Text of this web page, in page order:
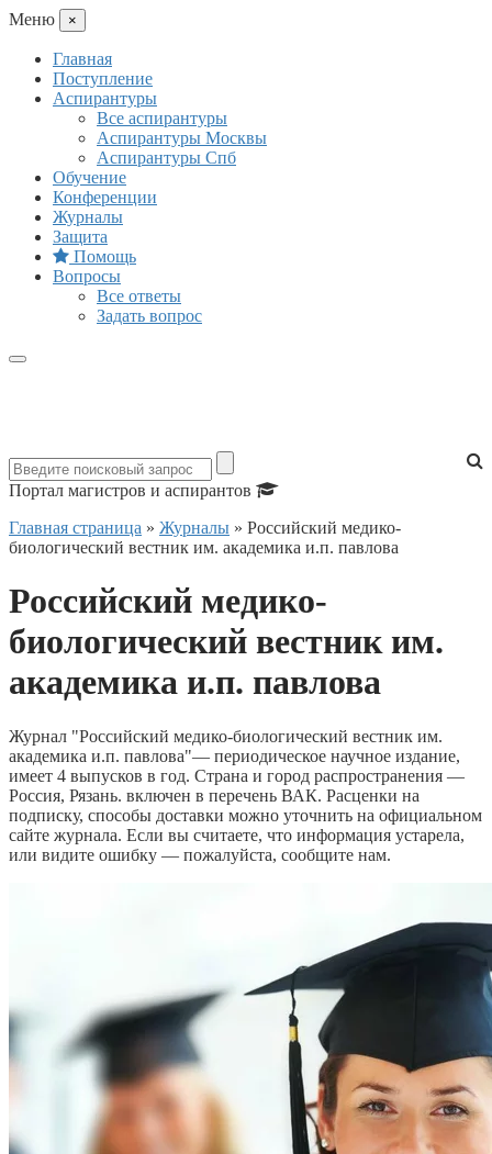
Mеню ×
Главная
Поступление
Аспирантуры
Все аспирантуры
Аспирантуры Москвы
Аспирантуры Спб
Обучение
Конференции
Журналы
Защита
Помощь
Вопросы
Все ответы
Задать вопрос
Портал магистров и аспирантов
Главная страница » Журналы » Российский медико-
биологический вестник им. академика и.п. павлова
Российский медико-
биологический вестник им.
академика и.п. павлова
Журнал "Российский медико-биологический вестник им.
академика и.п. павлова"— периодическое научное издание,
имеет 4 выпусков в год. Страна и город распространения —
Россия, Рязань. включен в перечень ВАК. Расценки на
подписку, способы доставки можно уточнить на официальном
сайте журнала. Если вы считаете, что информация устарела,
или видите ошибку — пожалуйста, сообщите нам.